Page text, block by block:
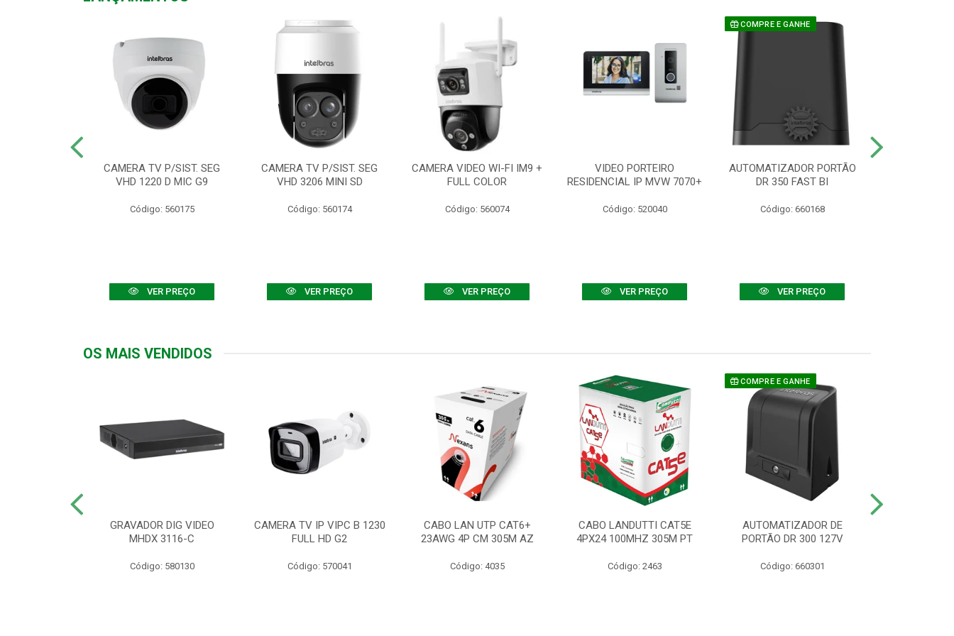
CAMERA TV P/SIST. SEG
VHD 1220 D MIC G9
Código: 560175
VER PREÇO
CAMERA TV P/SIST. SEG
VHD 3206 MINI SD
Código: 560174
VER PREÇO
CAMERA VIDEO WI-FI IM9 +
FULL COLOR
Código: 560074
VER PREÇO
VIDEO PORTEIRO
RESIDENCIAL IP MVW 7070+
Código: 520040
VER PREÇO
COMPRE E GANHE
AUTOMATIZADOR PORTÃO
DR 350 FAST BI
Código: 660168
VER PREÇO
OS MAIS VENDIDOS
GRAVADOR DIG VIDEO
MHDX 3116-C
Código: 580130
CAMERA TV IP VIPC B 1230
FULL HD G2
Código: 570041
CABO LAN UTP CAT6+
23AWG 4P CM 305M AZ
Código: 4035
CABO LANDUTTI CAT5E
4PX24 100MHZ 305M PT
Código: 2463
COMPRE E GANHE
AUTOMATIZADOR DE
PORTÃO DR 300 127V
Código: 660301